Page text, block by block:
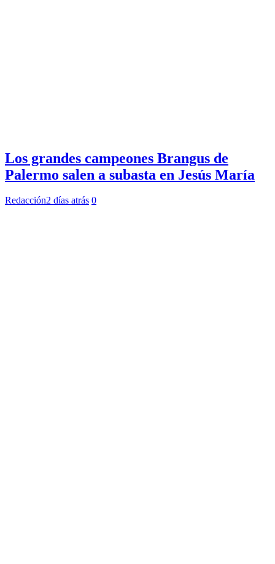
Los grandes campeones Brangus de
Palermo salen a subasta en Jesús María
Redacción2 días atrás 0